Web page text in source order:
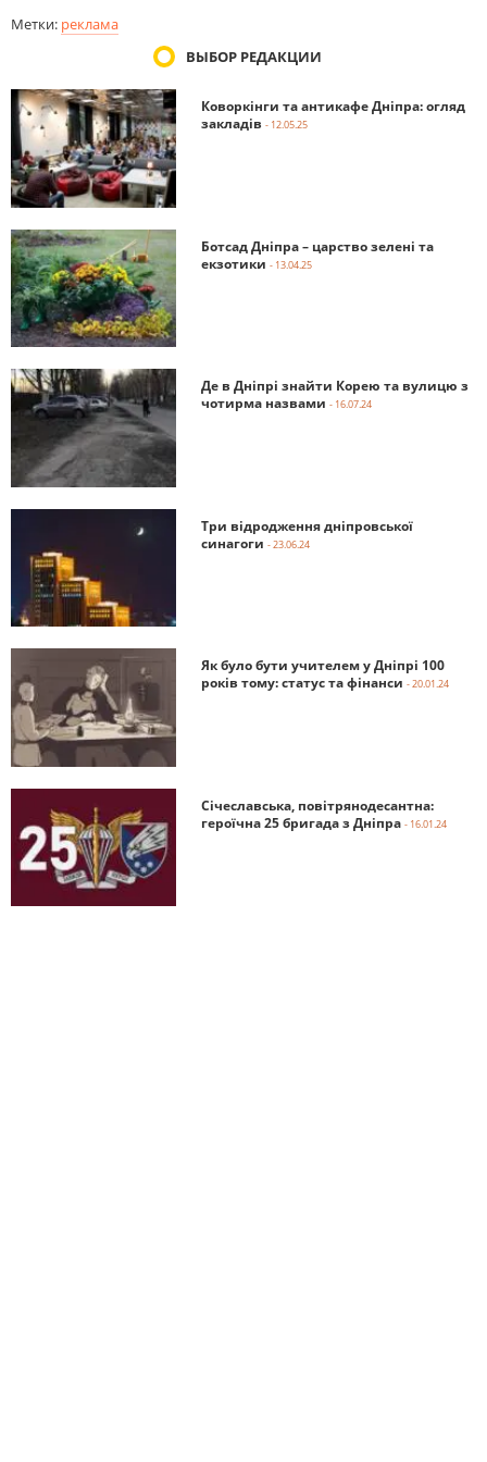
Метки: реклама
ВЫБОР РЕДАКЦИИ
Коворкінги та антикафе Дніпра: огляд
закладів - 12.05.25
Ботсад Дніпра – царство зелені та
екзотики - 13.04.25
Де в Дніпрі знайти Корею та вулицю з
чотирма назвами - 16.07.24
Три відродження дніпровської
синагоги - 23.06.24
Як було бути учителем у Дніпрі 100
років тому: статус та фінанси - 20.01.24
Січеславська, повітрянодесантна:
героїчна 25 бригада з Дніпра - 16.01.24